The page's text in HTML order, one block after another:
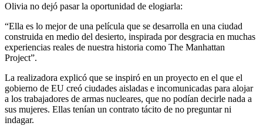
Olivia no dejó pasar la oportunidad de elogiarla:
“Ella es lo mejor de una película que se desarrolla en una ciudad
construida en medio del desierto, inspirada por desgracia en muchas
experiencias reales de nuestra historia como The Manhattan
Project”.
La realizadora explicó que se inspiró en un proyecto en el que el
gobierno de EU creó ciudades aisladas e incomunicadas para alojar
a los trabajadores de armas nucleares, que no podían decirle nada a
sus mujeres. Ellas tenían un contrato tácito de no preguntar ni
indagar.